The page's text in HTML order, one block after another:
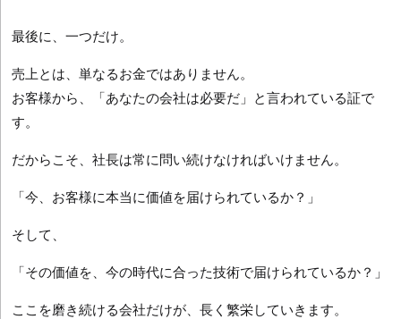
最後に、一つだけ。
売上とは、単なるお金ではありません。
お客様から、「あなたの会社は必要だ」と言われている証で
す。
だからこそ、社長は常に問い続けなければいけません。
「今、お客様に本当に価値を届けられているか？」
そして、
「その価値を、今の時代に合った技術で届けられているか？」
ここを磨き続ける会社だけが、長く繁栄していきます。